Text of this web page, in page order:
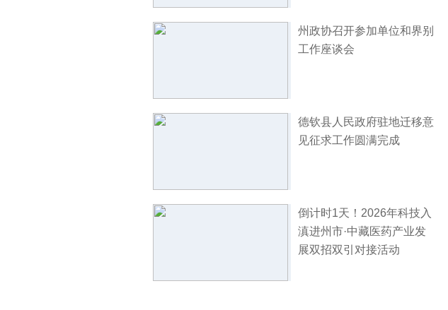
州政协召开参加单位和界别
工作座谈会
德钦县人民政府驻地迁移意
见征求工作圆满完成
倒计时1天！2026年科技入
滇进州市·中藏医药产业发
展双招双引对接活动